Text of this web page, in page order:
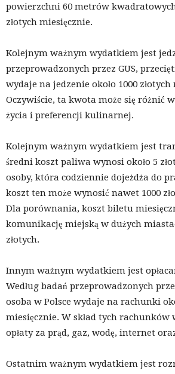
powierzchni 60 metrów kwadratowych
złotych miesięcznie.
Kolejnym ważnym wydatkiem jest
przeprowadzonych przez GUS,
wydaje na jedzenie około 1000 złotych
Oczywiście, ta kwota może się różnić
życia i preferencji kulinarnej.
Kolejnym ważnym wydatkiem jest
średni koszt paliwa wynosi około 5
osoby, która codziennie dojeżdża do
koszt ten może wynosić nawet 1000
Dla porównania, koszt biletu
komunikację miejską w dużych
złotych.
Innym ważnym wydatkiem jest
Według badań przeprowadzonych
osoba w Polsce wydaje na rachunki
miesięcznie. W skład tych rachunków
opłaty za prąd, gaz, wodę, internet
Ostatnim ważnym wydatkiem jest